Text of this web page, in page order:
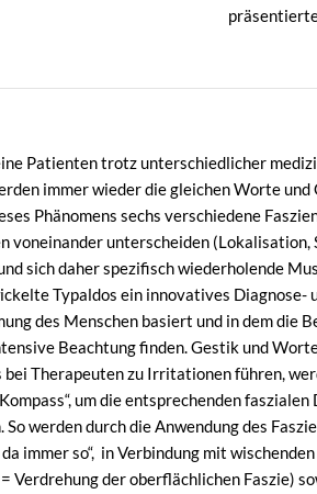
Patienten trotz unterschiedlicher
immer wieder die gleichen Worte und
Phänomens sechs verschiedene
voneinander unterscheiden (Lokalisation,
sich daher spezifisch wiederholende
Typaldos ein innovatives Diagnose-
des Menschen basiert und in dem die
Beachtung finden. Gestik und
Therapeuten zu Irritationen führen,
um die entsprechenden
So werden durch die Anwendung des
immer so“, in Verbindung mit
Verdrehung der oberflächlichen Faszie)